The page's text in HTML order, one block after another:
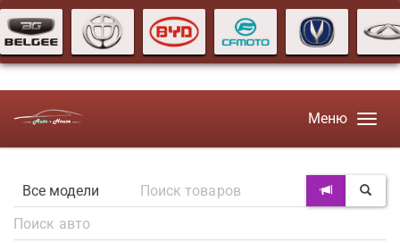
Меню